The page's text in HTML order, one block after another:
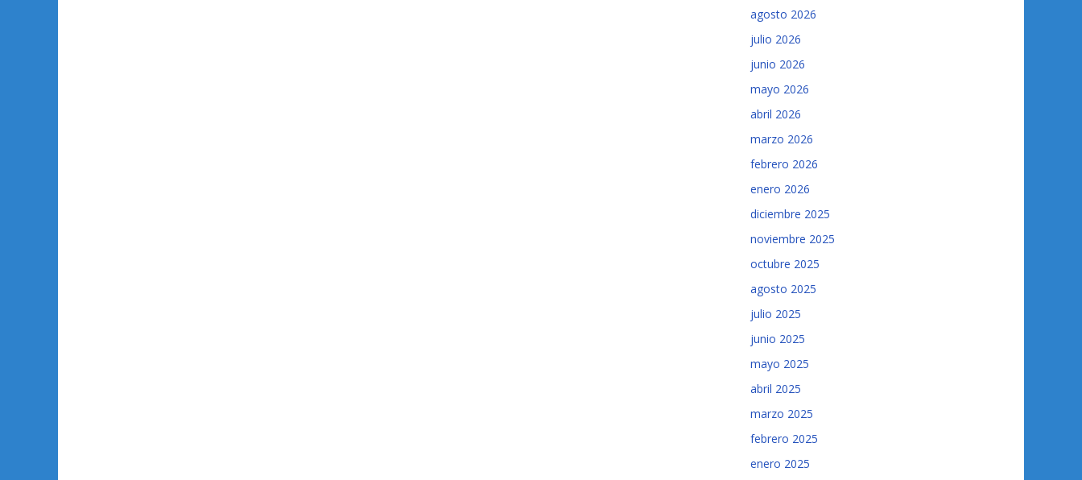
agosto 2026
julio 2026
junio 2026
mayo 2026
abril 2026
marzo 2026
febrero 2026
enero 2026
diciembre 2025
noviembre 2025
octubre 2025
agosto 2025
julio 2025
junio 2025
mayo 2025
abril 2025
marzo 2025
febrero 2025
enero 2025